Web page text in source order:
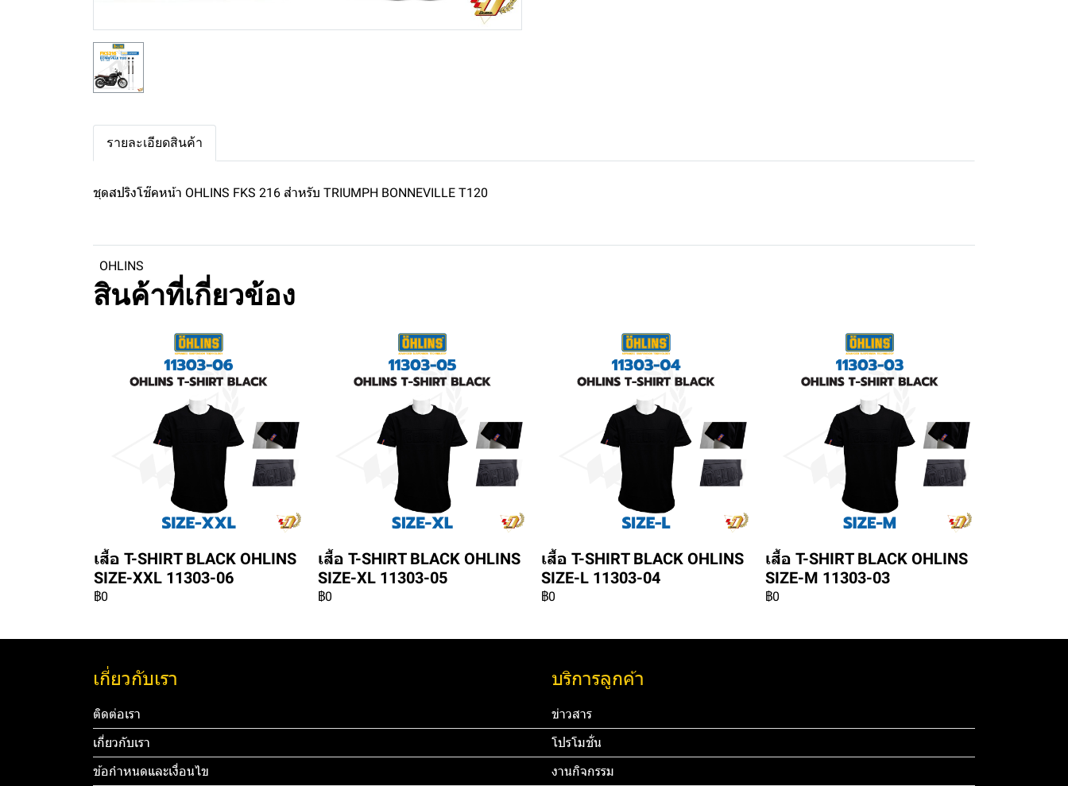
รายละเอียดสินค้า
ชุดสปริงโช๊คหน้า OHLINS FKS 216 สำหรับ TRIUMPH BONNEVILLE T120
OHLINS
สินค้าที่เกี่ยวข้อง
เสื้อ T-SHIRT BLACK OHLINS
SIZE-XXL 11303-06
฿0
เสื้อ T-SHIRT BLACK OHLINS
SIZE-XL 11303-05
฿0
เสื้อ T-SHIRT BLACK OHLINS
SIZE-L 11303-04
฿0
เสื้อ T-SHIRT BLACK OHLINS
SIZE-M 11303-03
฿0
เกี่ยวกับเรา
ติดต่อเรา
เกี่ยวกับเรา
ข้อกำหนดและเงื่อนไข
บริการลูกค้า
ข่าวสาร
โปรโมชั่น
งานกิจกรรม